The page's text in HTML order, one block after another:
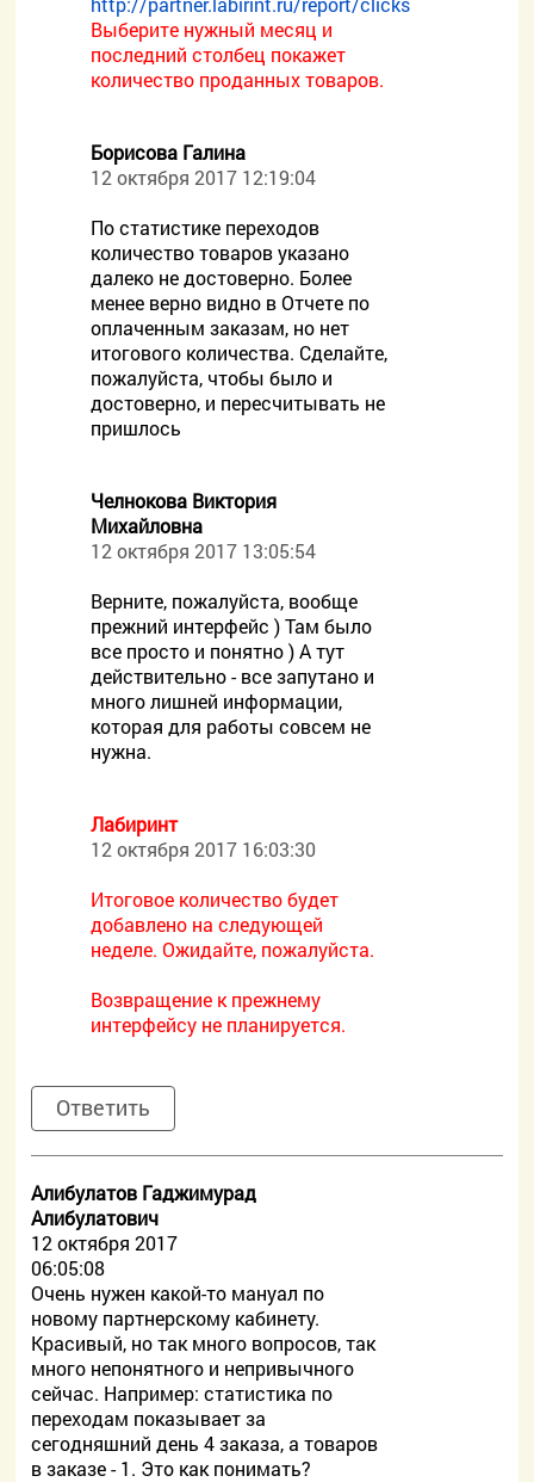
Выберите нужный месяц и
последний столбец покажет
количество проданных товаров.
Борисова Галина
12 октября 2017 12:19:04
По статистике переходов
количество товаров указано
далеко не достоверно. Более
менее верно видно в Отчете по
оплаченным заказам, но нет
итогового количества. Сделайте,
пожалуйста, чтобы было и
достоверно, и пересчитывать не
пришлось
Челнокова Виктория
Михайловна
12 октября 2017 13:05:54
Верните, пожалуйста, вообще
прежний интерфейс ) Там было
все просто и понятно ) А тут
действительно - все запутано и
много лишней информации,
которая для работы совсем не
нужна.
Лабиринт
12 октября 2017 16:03:30
Итоговое количество будет
добавлено на следующей
неделе. Ожидайте, пожалуйста.
Возвращение к прежнему
интерфейсу не планируется.
Ответить
Алибулатов Гаджимурад
Алибулатович
12 октября 2017
06:05:08
Очень нужен какой-то мануал по
новому партнерскому кабинету.
Красивый, но так много вопросов, так
много непонятного и непривычного
сейчас. Например: статистика по
переходам показывает за
сегодняшний день 4 заказа, а товаров
в заказе - 1. Это как понимать?